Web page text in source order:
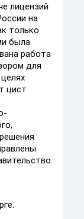
лицензий
на
только
была
работа
для
цист